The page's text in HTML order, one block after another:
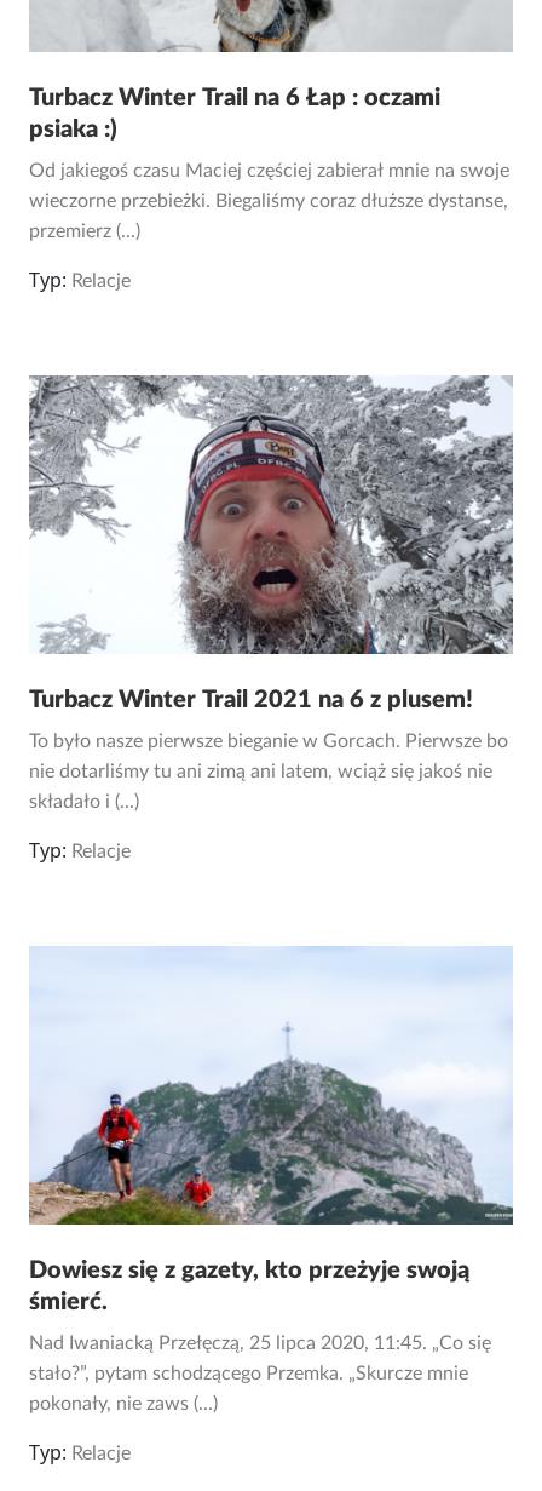
Turbacz Winter Trail na 6 Łap : oczami
psiaka :)
Od jakiegoś czasu Maciej częściej zabierał mnie na swoje
wieczorne przebieżki. Biegaliśmy coraz dłuższe dystanse,
przemierz (...)
Typ: Relacje
Turbacz Winter Trail 2021 na 6 z plusem!
To było nasze pierwsze bieganie w Gorcach. Pierwsze bo
nie dotarliśmy tu ani zimą ani latem, wciąż się jakoś nie
składało i (...)
Typ: Relacje
Dowiesz się z gazety, kto przeżyje swoją
śmierć.
Nad Iwaniacką Przełęczą, 25 lipca 2020, 11:45. „Co się
stało?”, pytam schodzącego Przemka. „Skurcze mnie
pokonały, nie zaws (...)
Typ: Relacje